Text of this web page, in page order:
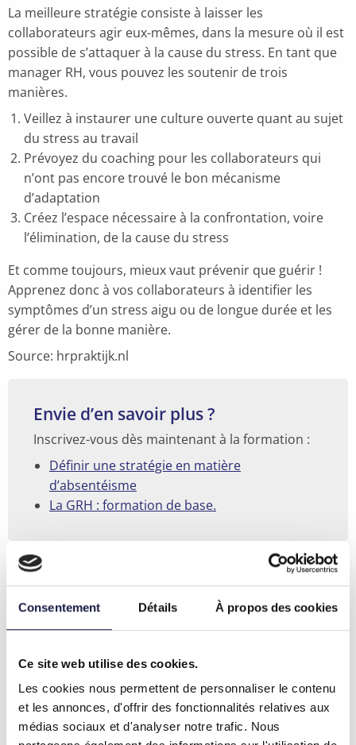
Consentement Détails À propos des cookies
Ce site web utilise des cookies.
Les cookies nous permettent de personnaliser le contenu
et les annonces, d'offrir des fonctionnalités relatives aux
médias sociaux et d'analyser notre trafic. Nous
La meilleure stratégie consiste à laisser les
collaborateurs agir eux-mêmes, dans la mesure où il est
possible de s’attaquer à la cause du stress. En tant que
manager RH, vous pouvez les soutenir de trois
manières.
Veillez à instaurer une culture ouverte quant au sujet
du stress au travail
Prévoyez du coaching pour les collaborateurs qui
n’ont pas encore trouvé le bon mécanisme
d’adaptation
Créez l’espace nécessaire à la confrontation, voire
l’élimination, de la cause du stress
Et comme toujours, mieux vaut prévenir que guérir !
Apprenez donc à vos collaborateurs à identifier les
symptômes d’un stress aigu ou de longue durée et les
gérer de la bonne manière.
Source: hrpraktijk.nl
Envie d’en savoir plus ?
Inscrivez-vous dès maintenant à la formation :
Définir une stratégie en matière
d’absentéisme
La GRH : formation de base.
Formations pertinentes
base
Durant la formation « Sélection et recrutement :
formation de base certifiée par Federgon »,
vous apprendrez tout ce que vous devez savoir
pour exceller dans votre travail de
Voir cette formation
la
formation
"Sélection
et
recrutement